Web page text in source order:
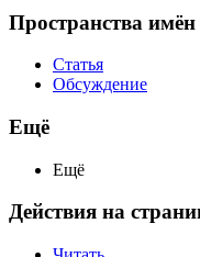
Пространства имён
Статья
Обсуждение
Ещё
Ещё
Действия на